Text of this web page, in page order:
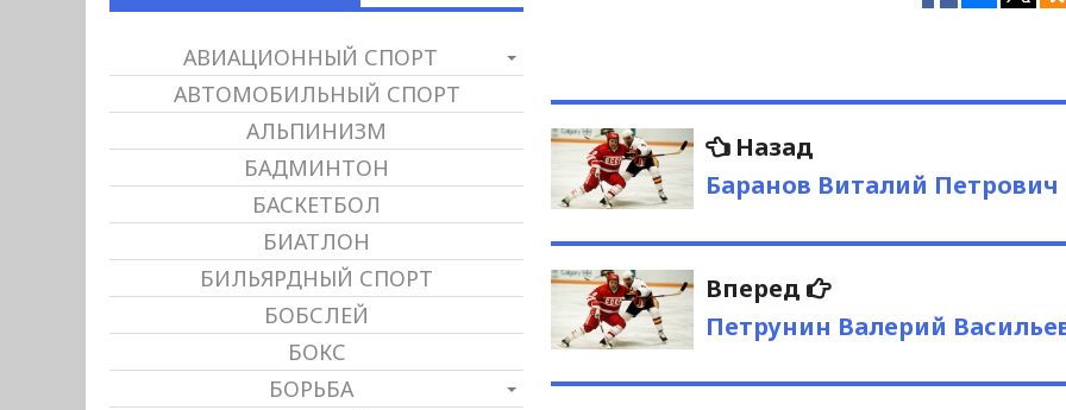
Навигация
по
записям
Назад
запись:
Баранов Виталий Петрович
Вперед
Следующая
запись:
Петрунин Валерий
АВИАЦИОННЫЙ СПОРТ
АВТОМОБИЛЬНЫЙ СПОРТ
АЛЬПИНИЗМ
БАДМИНТОН
БАСКЕТБОЛ
БИАТЛОН
БИЛЬЯРДНЫЙ СПОРТ
БОБСЛЕЙ
БОКС
БОРЬБА